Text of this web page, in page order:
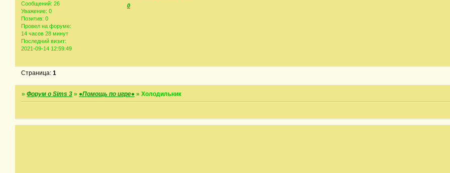
Сообщений: 26
Уважение: 0
Позитив: 0
Провел на форуме:
14 часов 28 минут
Последний визит:
2021-09-14 12:59:49
0
Страница:1
»Форум о Sims 3 » ●Помощь по игре● »Холодильник